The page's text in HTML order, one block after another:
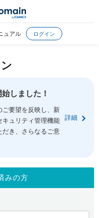
ュアル ログイン
しました！
ご要望を反映し、新
キュリティ管理機能
だき、さらなるご意
詳細
みの方